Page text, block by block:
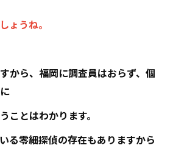
ょうね。
から、福岡に調査員はおらず、個
ことはわかります。
る零細探偵の存在もありますから